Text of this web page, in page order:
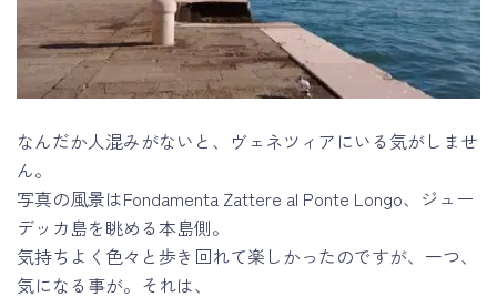
なんだか人混みがないと、ヴェネツィアにいる気がしませ
ん。
写真の風景はFondamenta Zattere al Ponte Longo、ジュー
デッカ島を眺める本島側。
気持ちよく色々と歩き回れて楽しかったのですが、一つ、
気になる事が。それは、